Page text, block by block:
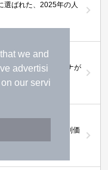
we and
advertisi
our servi
選ばれた、2025年の人
キング2026
り、全国No.1サウナが
ーポン
よりもお得な「特別価
！